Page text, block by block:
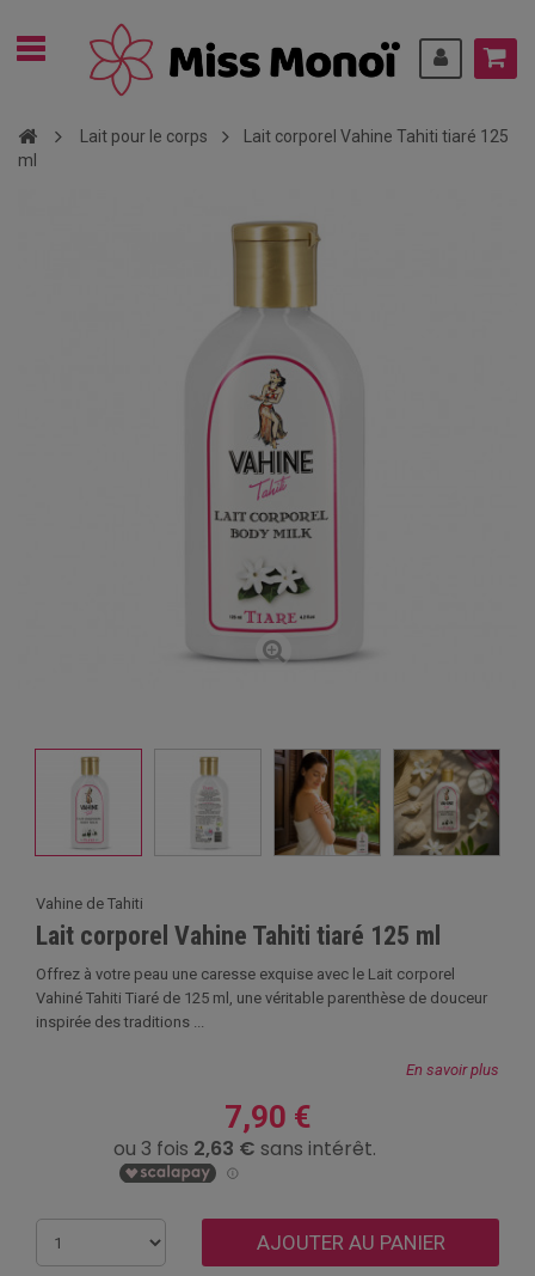
Lait pour le corps
Lait corporel Vahine Tahiti tiaré 125
ml
Vahine de Tahiti
Lait corporel Vahine Tahiti tiaré 125 ml
Offrez à votre peau une caresse exquise avec le Lait corporel
Vahiné Tahiti Tiaré de 125 ml, une véritable parenthèse de douceur
inspirée des traditions ...
En savoir plus
7,90 €
AJOUTER AU PANIER